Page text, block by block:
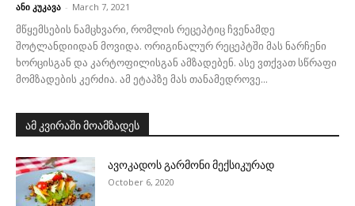
ანი კუკავა - March 7, 2021
მწყემსების ნამცხვარი, რომლის რეცეპტიც ჩვენამდე
შოტლანდიიდან მოვიდა. ორიგინალურ რეცეპტში მას ნარჩენი
ხორცისგან და კარტოფილისგან ამზადებენ. ასე ვთქვათ სწრაფი
მომზადების კერძია. ამ ეტაპზე მას თანამედროვე...
ამ კვირაში მოამზადეს
ავოკადოს გარმონი მექსიკურად
October 6, 2020